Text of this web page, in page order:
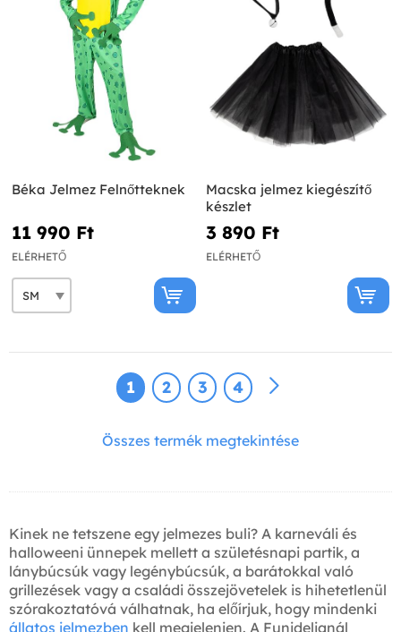
Béka Jelmez Felnőtteknek
11 990 Ft‎
ELÉRHETŐ
Macska jelmez kiegészítő
készlet
3 890 Ft‎
ELÉRHETŐ
1 2 3 4
Összes termék megtekintése
Kinek ne tetszene egy jelmezes buli? A karneváli és
halloweeni ünnepek mellett a születésnapi partik, a
lánybúcsúk vagy legénybúcsúk, a barátokkal való
grillezések vagy a családi összejövetelek is hihetetlenül
szórakoztatóvá válhatnak, ha előírjuk, hogy mindenki
állatos jelmezben kell megjelenjen. A Funidelianál